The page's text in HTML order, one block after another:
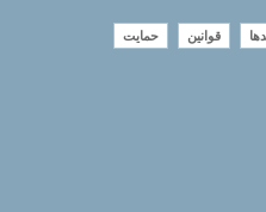
قوانین حمایت